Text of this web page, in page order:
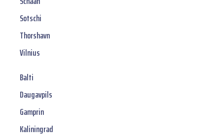
Sotschi
Thorshavn
Vilnius
Balti
Daugavpils
Gamprin
Kaliningrad